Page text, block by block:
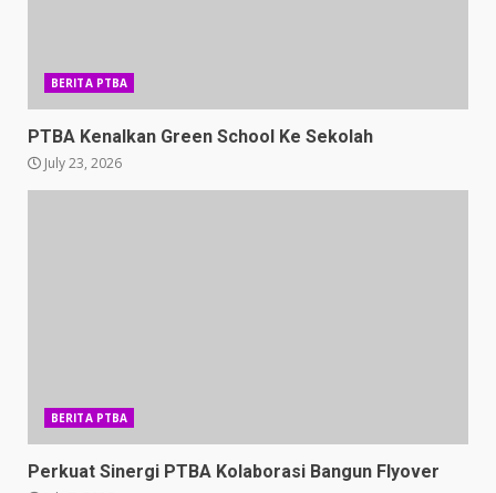
BERITA PTBA
PTBA Kenalkan Green School Ke Sekolah
July 23, 2026
BERITA PTBA
Perkuat Sinergi PTBA Kolaborasi Bangun Flyover